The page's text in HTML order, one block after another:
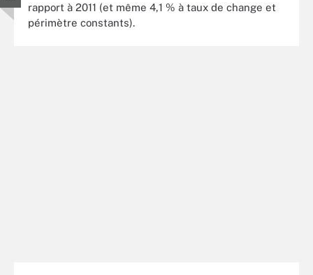
rapport à 2011 (et même 4,1 % à taux de change et
périmètre constants).